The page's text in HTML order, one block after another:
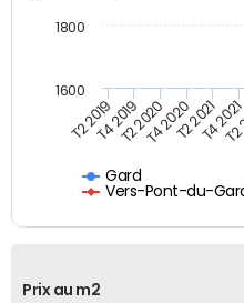
Gard
Vers-Pont-du-
T2 2019T4 2019T2 2020T4 2020T2 2021T4 2021
1600
1800
Prix au m2